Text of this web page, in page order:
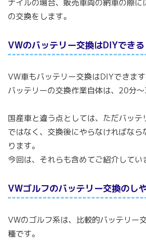
ナイルの場合、販売車両の納車の際に
の交換をします。
VWのバッテリー交換はDIYできる
VW車もバッテリー交換はDIYできます
バッテリーの交換作業自体は、20分〜
国産車と違う点としては、ただバッ
ではなく、交換後にやらなければなら
ります。
今回は、それらも含めてご紹介してい
VWゴルフのバッテリー交換のし
VWのゴルフ系は、比較的バッテリー
種です。